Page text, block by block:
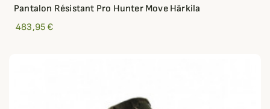
Pantalon Résistant Pro Hunter Move Härkila
483,95 €